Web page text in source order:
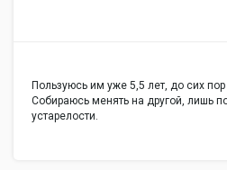
Пользуюсь им уже 5,5 лет, до сих
Собираюсь менять на другой, лишь
устарелости.